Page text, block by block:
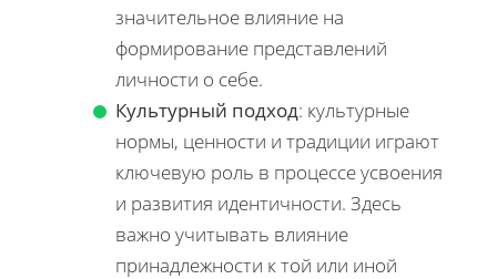
значительное влияние на
формирование представлений
личности о себе.
Культурный подход: культурные
нормы, ценности и традиции играют
ключевую роль в процессе усвоения
и развития идентичности. Здесь
важно учитывать влияние
принадлежности к той или иной